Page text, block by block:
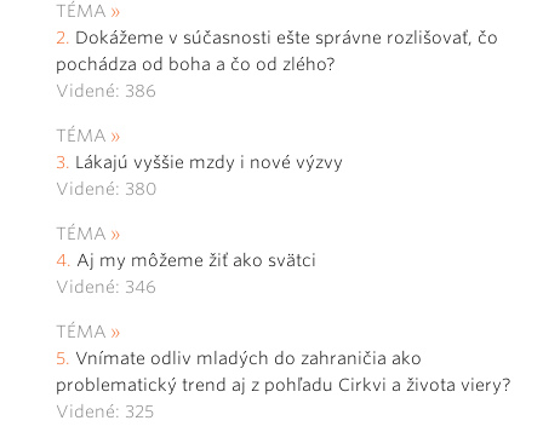
TÉMA
Dokážeme v súčasnosti ešte správne rozlišovať, čo
pochádza od boha a čo od zlého?
Videné: 386
TÉMA
Lákajú vyššie mzdy i nové výzvy
Videné: 380
TÉMA
Aj my môžeme žiť ako svätci
Videné: 346
TÉMA
Vnímate odliv mladých do zahraničia ako
problematický trend aj z pohľadu Cirkvi a života viery?
Videné: 325